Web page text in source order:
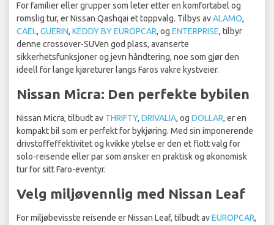
For familier eller grupper som leter etter en komfortabel og
romslig tur, er Nissan Qashqai et toppvalg. Tilbys avALAMO,
CAEL, GUERIN, KEDDY BY EUROPCAR, og ENTERPRISE, tilbyr
denne crossover-SUVen god plass, avanserte
sikkerhetsfunksjoner og jevn håndtering, noe som gjør den
ideell for lange kjøreturer langs Faros vakre kystveier.
Nissan Micra: Den perfekte bybilen
Nissan Micra, tilbudt av THRIFTY, DRIVALIA, og DOLLAR, er en
kompakt bil som er perfekt for bykjøring. Med sin imponerende
drivstoffeffektivitet og kvikke ytelse er den et flott valg for
solo-reisende eller par som ønsker en praktisk og økonomisk
tur for sitt Faro-eventyr.
Velg miljøvennlig med Nissan Leaf
For miljøbevisste reisende er Nissan Leaf, tilbudt avEUROPCAR,